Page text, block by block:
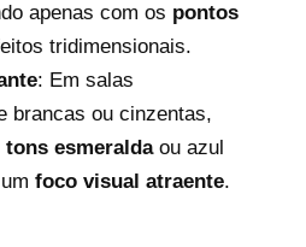
apenas com os pontos
tridimensionais.
: Em salas
brancas ou cinzentas,
tons esmeraldaou azul
foco visual atraente.